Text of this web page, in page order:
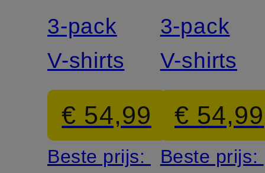
LAUREN
3-pack
V-shirts
€ 54,99
Beste prijs:
LAUREN
3-pack
V-shirts
€ 54,99
Beste prijs: